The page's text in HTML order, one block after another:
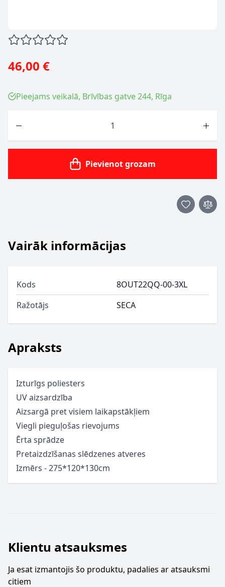
46,00 €
Pieejams veikalā, Brīvības gatve 244, Rīga
Pievienot grozam
Apraksts
Izturīgs poliesters
UV aizsardzība
Aizsargā pret visiem laikapstākļiem
Viegli pieguļošas rievojums
Ērta sprādze
Pretaizdzīšanas slēdzenes atveres
Izmērs - 275*120*130cm
Vairāk informācijas
Kods
8OUT22QQ-00-3XL
Ražotājs
SECA
Klientu atsauksmes
Ja esat izmantojis šo produktu, padalies ar atsauksmi
citiem